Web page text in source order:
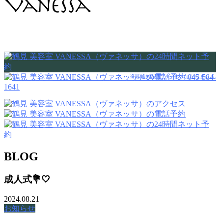
045-584-
1641
※非通知設定からはつながりません
BLOG
成人式💐🤍
2024.08.21
お知らせ